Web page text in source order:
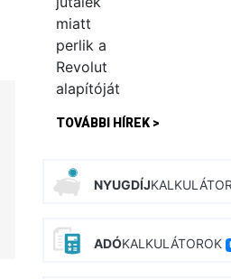
TOVÁBBI HÍREK >
NYUGDÍJKALKULÁTOR
ADÓKALKULÁTOROK